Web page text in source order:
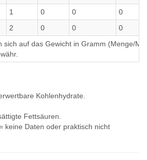
1 0 0
0
2 0 0
0
sich auf das Gewicht in Gramm (Menge/
Kohlenhydrate.
Fettsäuren.
keine Daten oder praktisch nicht